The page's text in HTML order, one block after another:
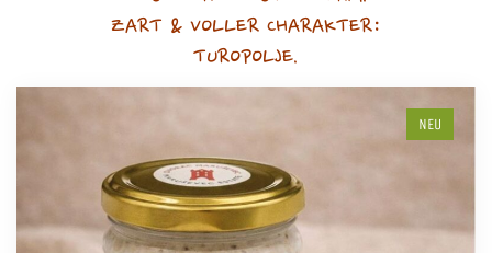
ZART & VOLLER CHARAKTER:
TUROPOLJE.
NEU